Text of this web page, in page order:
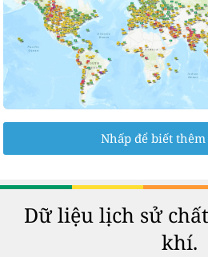
Nhấp để biết
Dữ liệu lịch sử
khí.